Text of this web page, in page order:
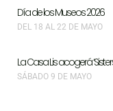
Día de los Museos 2026
DEL 18 AL 22 DE MAYO
La Casa Lis acogerá
SÁBADO 9 DE MAYO